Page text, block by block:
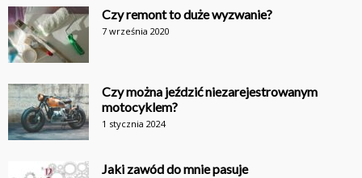
Czy remont to duże wyzwanie?
7 września 2020
Czy można jeździć niezarejestrowanym
motocyklem?
1 stycznia 2024
Jaki zawód do mnie pasuje